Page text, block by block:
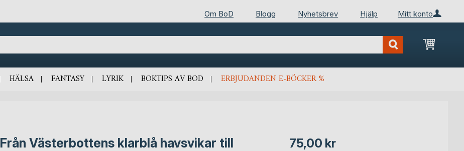
Mitt konto
Om BoD Blogg Nyhetsbrev Hjälp
Min
HÄLSA FANTASY LYRIK BOKTIPS AV BOD ERBJUDANDEN E-BÖCKER %
Från Västerbottens klarblå havsvikar till
75,00 kr